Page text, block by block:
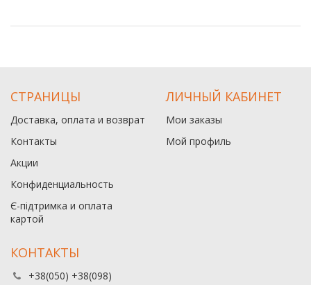
СТРАНИЦЫ
Доставка, оплата и возврат
Контакты
Акции
Конфиденциальность
Є-підтримка и оплата
картой
ЛИЧНЫЙ КАБИНЕТ
Мои заказы
Мой профиль
КОНТАКТЫ
+38(050) +38(098)